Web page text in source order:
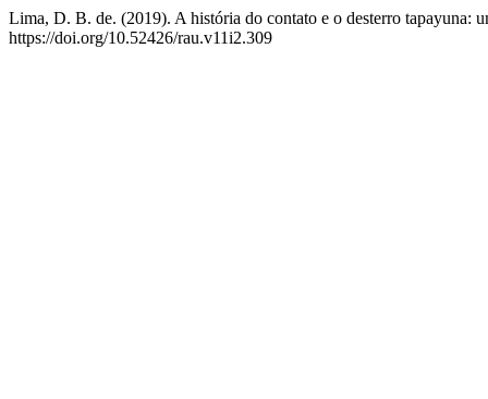
Lima, D. B. de. (2019). A história do contato e o desterro tapayuna:
https://doi.org/10.52426/rau.v11i2.309